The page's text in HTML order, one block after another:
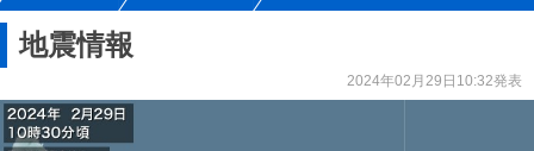
地震情報
2024年02月29日10:32発表